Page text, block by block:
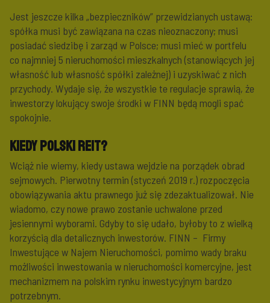
Jest jeszcze kilka „bezpieczników” przewidzianych ustawą:
spółka musi być zawiązana na czas nieoznaczony; musi
posiadać siedzibę i zarząd w Polsce; musi mieć w portfelu
co najmniej 5 nieruchomości mieszkalnych (stanowiących jej
własność lub własność spółki zależnej) i uzyskiwać z nich
przychody. Wydaje się, że wszystkie te regulacje sprawią, że
inwestorzy lokujący swoje środki w FINN będą mogli spać
spokojnie.
Kiedy polski REIT?
Wciąż nie wiemy, kiedy ustawa wejdzie na porządek obrad
sejmowych. Pierwotny termin (styczeń 2019 r.) rozpoczęcia
obowiązywania aktu prawnego już się zdezaktualizował. Nie
wiadomo, czy nowe prawo zostanie uchwalone przed
jesiennymi wyborami. Gdyby to się udało, byłoby to z wielką
korzyścią dla detalicznych inwestorów. FINN – Firmy
Inwestujące w Najem Nieruchomości, pomimo wady braku
możliwości inwestowania w nieruchomości komercyjne, jest
mechanizmem na polskim rynku inwestycyjnym bardzo
potrzebnym.